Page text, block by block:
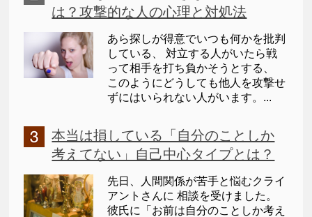
は？攻撃的な人の心理と対処法
あら探しが得意でいつも何かを批判
している、 対立する人がいたら戦
って相手を打ち負かそうとする、
このようにどうしても他人を攻撃せ
ずにはいられない人がいます。...
本当は損している「自分のことしか
考えてない」自己中心タイプとは？
先日、人間関係が苦手と悩むクライ
アントさんに 相談を受けました。
彼氏に「お前は自分のことしか考え